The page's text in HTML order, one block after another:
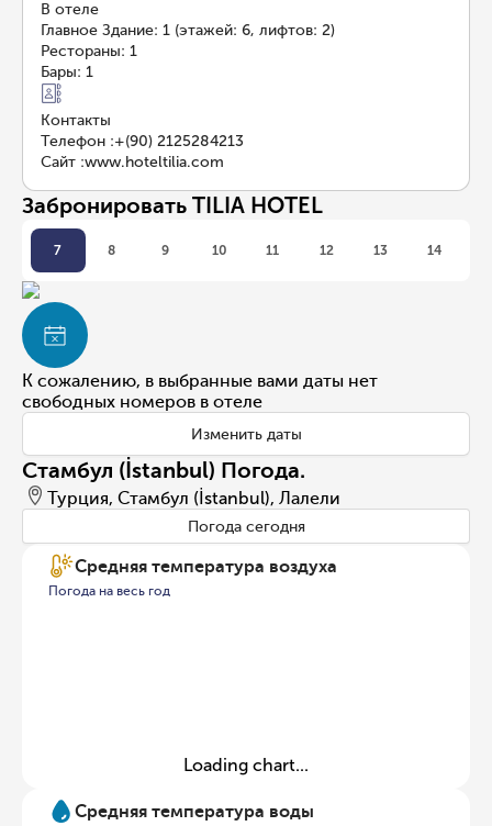
В отеле
Главное Здание: 1 (этажей: 6, лифтов: 2)
Рестораны: 1
Бары: 1
Контакты
Телефон :+(90) 2125284213
Сайт :www.hoteltilia.com
Забронировать TILIA HOTEL
7 8 9 10 11 12 13 14
К сожалению, в выбранные вами даты нет
свободных номеров в отеле
Изменить даты
Стамбул (İstanbul) Погода.
Турция, Стамбул (İstanbul), Лалели
Погода сегодня
Средняя температура воздуха
Погода на весь год
Loading chart...
Средняя температура воды